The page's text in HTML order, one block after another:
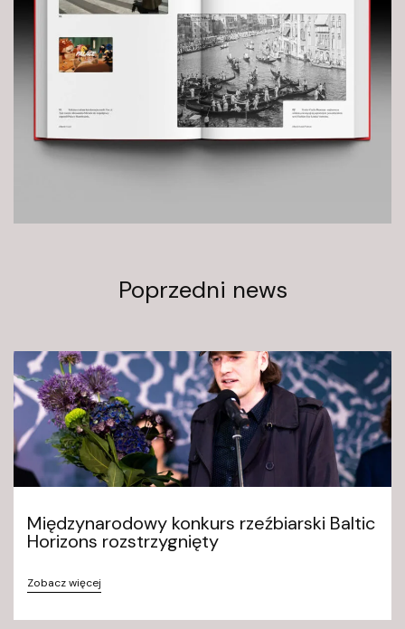
Poprzedni news
Międzynarodowy konkurs rzeźbiarski Baltic
Horizons rozstrzygnięty
Zobacz więcej